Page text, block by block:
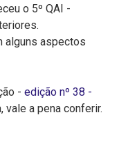
o 5º QAI -
alguns aspectos
- edição nº 38 -
vale a pena conferir.